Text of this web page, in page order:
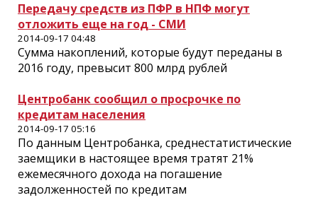
Передачу средств из ПФР в НПФ могут
отложить еще на год - СМИ
2014-09-17 04:48
Сумма накоплений, которые будут переданы в
2016 году, превысит 800 млрд рублей
Центробанк сообщил о просрочке по
кредитам населения
2014-09-17 05:16
По данным Центробанка, среднестатистические
заемщики в настоящее время тратят 21%
ежемесячного дохода на погашение
задолженностей по кредитам